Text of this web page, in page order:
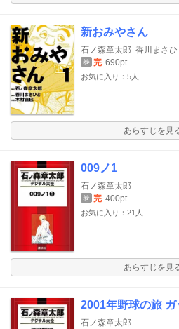
新おみやさん
石ノ森章太郎 香川まさひ
巻 完 690pt
お気に入り：5人
あらすじを見
009ノ1
石ノ森章太郎
巻 完 400pt
お気に入り：21人
あらすじを見
2001年野球の旅
石ノ森章太郎